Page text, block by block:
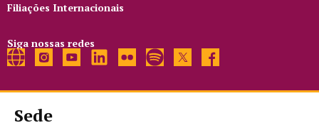
Filiações Internacionais
Siga nossas redes
Sede